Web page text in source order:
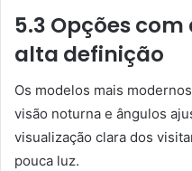
5.3 Opções
alta definição
Os modelos mais
visão noturna e ângulos
visualização clara dos
pouca luz.